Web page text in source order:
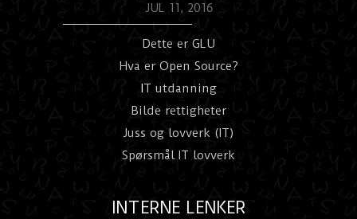
JUL 11, 2016
Dette er GLU
Hva er Open Source?
IT utdanning
Bilde rettigheter
Juss og lovverk (IT)
Spørsmål IT lovverk
INTERNE LENKER